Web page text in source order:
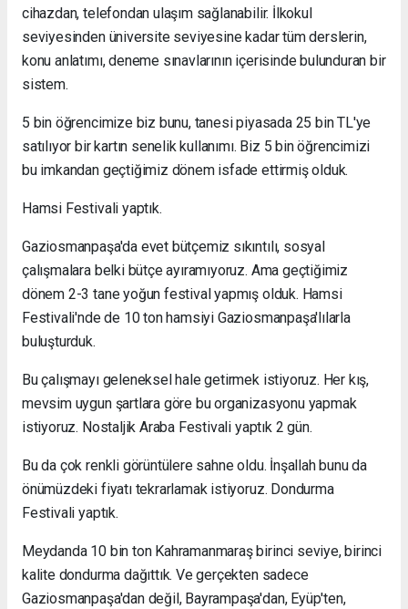
cihazdan, telefondan ulaşım sağlanabilir. İlkokul
seviyesinden üniversite seviyesine kadar tüm derslerin,
konu anlatımı, deneme sınavlarının içerisinde bulunduran bir
sistem.
5 bin öğrencimize biz bunu, tanesi piyasada 25 bin TL'ye
satılıyor bir kartın senelik kullanımı. Biz 5 bin öğrencimizi
bu imkandan geçtiğimiz dönem isfade ettirmiş olduk.
Hamsi Festivali yaptık.
Gaziosmanpaşa'da evet bütçemiz sıkıntılı, sosyal
çalışmalara belki bütçe ayıramıyoruz. Ama geçtiğimiz
dönem 2-3 tane yoğun festival yapmış olduk. Hamsi
Festivali'nde de 10 ton hamsiyi Gaziosmanpaşa'lılarla
buluşturduk.
Bu çalışmayı geleneksel hale getirmek istiyoruz. Her kış,
mevsim uygun şartlara göre bu organizasyonu yapmak
istiyoruz. Nostaljik Araba Festivali yaptık 2 gün.
Bu da çok renkli görüntülere sahne oldu. İnşallah bunu da
önümüzdeki fiyatı tekrarlamak istiyoruz. Dondurma
Festivali yaptık.
Meydanda 10 bin ton Kahramanmaraş birinci seviye, birinci
kalite dondurma dağıttık. Ve gerçekten sadece
Gaziosmanpaşa'dan değil, Bayrampaşa'dan, Eyüp'ten,